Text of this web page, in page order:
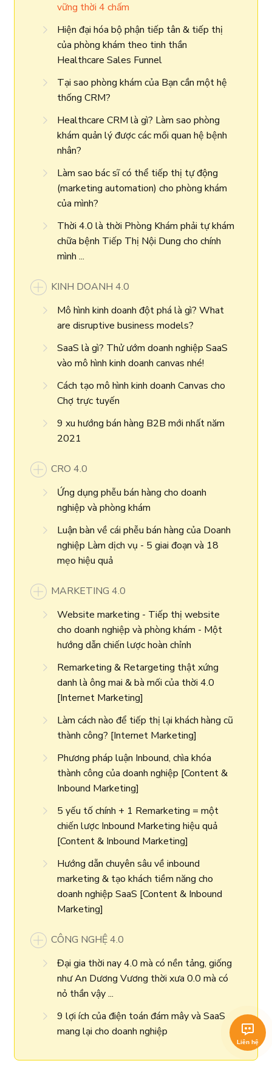
vững thời 4 chấm
Hiện đại hóa bộ phận tiếp tân & tiếp thị
của phòng khám theo tinh thần
Healthcare Sales Funnel
Tại sao phòng khám của Bạn cần một hệ
thống CRM?
Healthcare CRM là gì? Làm sao phòng
khám quản lý được các mối quan hệ bệnh
nhân?
Làm sao bác sĩ có thể tiếp thị tự động
(marketing automation) cho phòng khám
của mình?
Thời 4.0 là thời Phòng Khám phải tự khám
chữa bệnh Tiếp Thị Nội Dung cho chính
mình ...
KINH DOANH 4.0
Mô hình kinh doanh đột phá là gì? What
are disruptive business models?
SaaS là gì? Thử ướm doanh nghiệp SaaS
vào mô hình kinh doanh canvas nhé!
Cách tạo mô hình kinh doanh Canvas cho
Chợ trực tuyến
9 xu hướng bán hàng B2B mới nhất năm
2021
CRO 4.0
Ứng dụng phễu bán hàng cho doanh
nghiệp và phòng khám
Luận bàn về cái phễu bán hàng của Doanh
nghiệp Làm dịch vụ - 5 giai đoạn và 18
mẹo hiệu quả
MARKETING 4.0
Website marketing - Tiếp thị website
cho doanh nghiệp và phòng khám - Một
hướng dẫn chiến lược hoàn chỉnh
Remarketing & Retargeting thật xứng
danh là ông mai & bà mối của thời 4.0
[Internet Marketing]
Làm cách nào để tiếp thị lại khách hàng cũ
thành công? [Internet Marketing]
Phương pháp luận Inbound, chìa khóa
thành công của doanh nghiệp [Content &
Inbound Marketing]
5 yếu tố chính + 1 Remarketing = một
chiến lược Inbound Marketing hiệu quả
[Content & Inbound Marketing]
Hướng dẫn chuyên sâu về inbound
marketing & tạo khách tiềm năng cho
doanh nghiệp SaaS [Content & Inbound
Marketing]
CÔNG NGHỆ 4.0
Đại gia thời nay 4.0 mà có nền tảng, giống
như An Dương Vương thời xưa 0.0 mà có
nỏ thần vậy ...
9 lợi ích của điện toán đám mây và SaaS
mang lại cho doanh nghiệp